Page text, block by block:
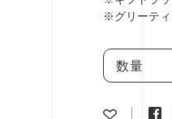
※グリーテ